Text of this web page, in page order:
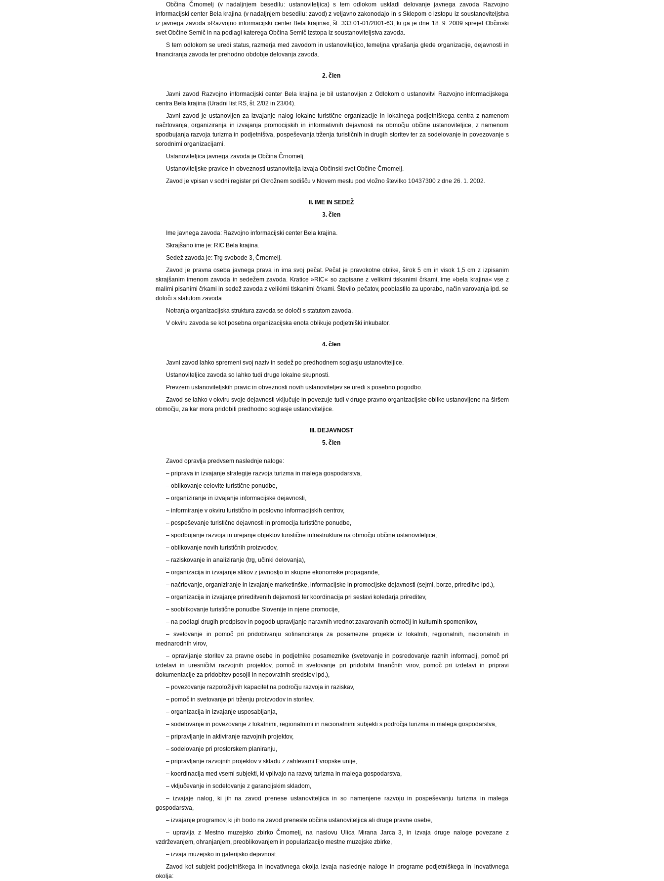
Občina Črnomelj (v nadaljnjem besedilu: ustanoviteljica) s tem odlokom uskladi delovanje javnega zavoda Razvojno
informacijski center Bela krajina (v nadaljnjem besedilu: zavod) z veljavno zakonodajo in s Sklepom o izstopu iz soustanoviteljstva
iz javnega zavoda »Razvojno informacijski center Bela krajina«, št. 333.01-01/2001-63, ki ga je dne 18. 9. 2009 sprejel Občinski
svet Občine Semič in na podlagi katerega Občina Semič izstopa iz soustanoviteljstva zavoda.
S tem odlokom se uredi status, razmerja med zavodom in ustanoviteljico, temeljna vprašanja glede organizacije, dejavnosti in
financiranja zavoda ter prehodno obdobje delovanja zavoda.
2. člen
Javni zavod Razvojno informacijski center Bela krajina je bil ustanovljen z Odlokom o ustanovitvi Razvojno informacijskega
centra Bela krajina (Uradni list RS, št. 2/02 in 23/04).
Javni zavod je ustanovljen za izvajanje nalog lokalne turistične organizacije in lokalnega podjetniškega centra z namenom
načrtovanja, organiziranja in izvajanja promocijskih in informativnih dejavnosti na območju občine ustanoviteljice, z namenom
spodbujanja razvoja turizma in podjetništva, pospeševanja trženja turističnih in drugih storitev ter za sodelovanje in povezovanje s
sorodnimi organizacijami.
Ustanoviteljica javnega zavoda je Občina Črnomelj.
Ustanoviteljske pravice in obveznosti ustanovitelja izvaja Občinski svet Občine Črnomelj.
Zavod je vpisan v sodni register pri Okrožnem sodišču v Novem mestu pod vložno številko 10437300 z dne 26. 1. 2002.
II. IME IN SEDEŽ
3. člen
Ime javnega zavoda: Razvojno informacijski center Bela krajina.
Skrajšano ime je: RIC Bela krajina.
Sedež zavoda je: Trg svobode 3, Črnomelj.
Zavod je pravna oseba javnega prava in ima svoj pečat. Pečat je pravokotne oblike, širok 5 cm in visok 1,5 cm z izpisanim
skrajšanim imenom zavoda in sedežem zavoda. Kratice »RIC« so zapisane z velikimi tiskanimi črkami, ime »bela krajina« vse z
malimi pisanimi črkami in sedež zavoda z velikimi tiskanimi črkami. Število pečatov, pooblastilo za uporabo, način varovanja ipd. se
določi s statutom zavoda.
Notranja organizacijska struktura zavoda se določi s statutom zavoda.
V okviru zavoda se kot posebna organizacijska enota oblikuje podjetniški inkubator.
4. člen
Javni zavod lahko spremeni svoj naziv in sedež po predhodnem soglasju ustanoviteljice.
Ustanoviteljice zavoda so lahko tudi druge lokalne skupnosti.
Prevzem ustanoviteljskih pravic in obveznosti novih ustanoviteljev se uredi s posebno pogodbo.
Zavod se lahko v okviru svoje dejavnosti vključuje in povezuje tudi v druge pravno organizacijske oblike ustanovljene na širšem
območju, za kar mora pridobiti predhodno soglasje ustanoviteljice.
III. DEJAVNOST
5. člen
Zavod opravlja predvsem naslednje naloge:
– priprava in izvajanje strategije razvoja turizma in malega gospodarstva,
– oblikovanje celovite turistične ponudbe,
– organiziranje in izvajanje informacijske dejavnosti,
– informiranje v okviru turistično in poslovno informacijskih centrov,
– pospeševanje turistične dejavnosti in promocija turistične ponudbe,
– spodbujanje razvoja in urejanje objektov turistične infrastrukture na območju občine ustanoviteljice,
– oblikovanje novih turističnih proizvodov,
– raziskovanje in analiziranje (trg, učinki delovanja),
– organizacija in izvajanje stikov z javnostjo in skupne ekonomske propagande,
– načrtovanje, organiziranje in izvajanje marketinške, informacijske in promocijske dejavnosti (sejmi, borze, prireditve ipd.),
– organizacija in izvajanje prireditvenih dejavnosti ter koordinacija pri sestavi koledarja prireditev,
– sooblikovanje turistične ponudbe Slovenije in njene promocije,
– na podlagi drugih predpisov in pogodb upravljanje naravnih vrednot zavarovanih območij in kulturnih spomenikov,
– svetovanje in pomoč pri pridobivanju sofinanciranja za posamezne projekte iz lokalnih, regionalnih, nacionalnih in
mednarodnih virov,
– opravljanje storitev za pravne osebe in podjetnike posameznike (svetovanje in posredovanje raznih informacij, pomoč pri
izdelavi in uresničitvi razvojnih projektov, pomoč in svetovanje pri pridobitvi finančnih virov, pomoč pri izdelavi in pripravi
dokumentacije za pridobitev posojil in nepovratnih sredstev ipd.),
– povezovanje razpoložljivih kapacitet na področju razvoja in raziskav,
– pomoč in svetovanje pri trženju proizvodov in storitev,
– organizacija in izvajanje usposabljanja,
– sodelovanje in povezovanje z lokalnimi, regionalnimi in nacionalnimi subjekti s področja turizma in malega gospodarstva,
– pripravljanje in aktiviranje razvojnih projektov,
– sodelovanje pri prostorskem planiranju,
– pripravljanje razvojnih projektov v skladu z zahtevami Evropske unije,
– koordinacija med vsemi subjekti, ki vplivajo na razvoj turizma in malega gospodarstva,
– vključevanje in sodelovanje z garancijskim skladom,
– izvajaje nalog, ki jih na zavod prenese ustanoviteljica in so namenjene razvoju in pospeševanju turizma in malega
gospodarstva,
– izvajanje programov, ki jih bodo na zavod prenesle občina ustanoviteljica ali druge pravne osebe,
– upravlja z Mestno muzejsko zbirko Črnomelj, na naslovu Ulica Mirana Jarca 3, in izvaja druge naloge povezane z
vzdrževanjem, ohranjanjem, preoblikovanjem in popularizacijo mestne muzejske zbirke,
– izvaja muzejsko in galerijsko dejavnost.
Zavod kot subjekt podjetniškega in inovativnega okolja izvaja naslednje naloge in programe podjetniškega in inovativnega
okolja: